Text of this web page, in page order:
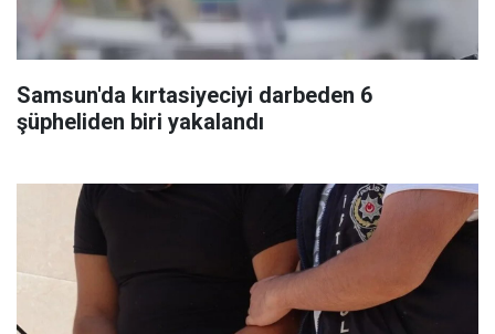
Samsun'da kırtasiyeciyi darbeden 6
şüpheliden biri yakalandı